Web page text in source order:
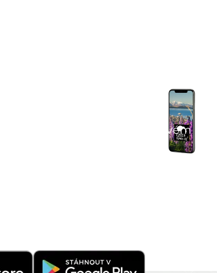
– spoj se s cestovateli ve svém